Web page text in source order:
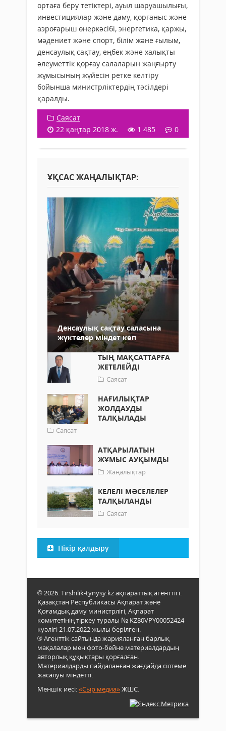
ортаға беру тетіктері, ауыл шаруашылығы,
инвестициялар және даму, қорғаныс және
аэроғарыш өнеркәсібі, энергетика, қаржы,
мәдениет және спорт, білім және ғылым,
денсаулық сақтау, еңбек және халықты
әлеуметтік қорғау салаларын жаңғырту
жұмысының жүйесін ретке келтіру
бойынша министрліктердің тәсілдері
қаралды.
Саясат
22 қаңтар 2018 ж.
1 485 0
ҰҚСАС ЖАҢАЛЫҚТАР:
Денсаулық сақтау саласына
жүктелер міндет көп
ТЫҢ МАҚСАТТАРҒА
ЖЕТЕЛЕЙДІ
Саясат
НАҒИЛЫҚТАР
ЖОЛДАУДЫ
ТАЛҚЫЛАДЫ
Саясат
АТҚАРЫЛАТЫН
ЖҰМЫС АУҚЫМДЫ
Жаңалықтар
КЕЛЕЛІ МӘСЕЛЕЛЕР
ТАЛҚЫЛАНДЫ
Саясат
Пікір қалдыру
© 2026. Tirshilik-tynysy.kz ақпараттық агенттігі.
Қазақстан Республикасы Ақпарат және
Қоғамдық даму министрлігі, Ақпарат
комитетінің тіркеу туралы № KZ80VPY00052424
куәлігі 21.07.2022 жылы берілген.
® Агенттік сайтында жарияланған барлық
мақалалар мен фото-бейне материалдардың
авторлық құқықтары қорғалған.
Материалдарды пайдаланған жағдайда сілтеме
жасалуы міндетті.
Меншік иесі:«Сыр медиа»ЖШС.